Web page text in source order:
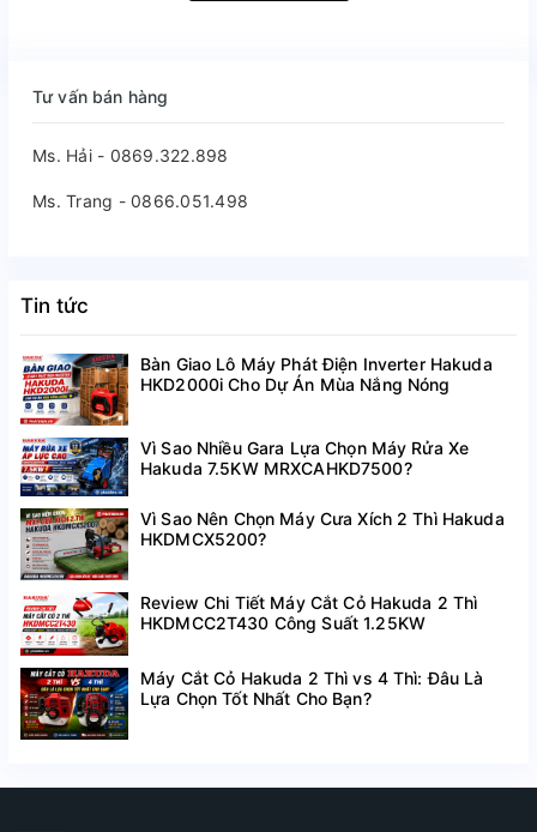
Tư vấn bán hàng
Ms. Hải - 0869.322.898
Ms. Trang - 0866.051.498
Tin tức
Bàn Giao Lô Máy Phát Điện Inverter Hakuda
HKD2000i Cho Dự Án Mùa Nắng Nóng
Vì Sao Nhiều Gara Lựa Chọn Máy Rửa Xe
Hakuda 7.5KW MRXCAHKD7500?
Vì Sao Nên Chọn Máy Cưa Xích 2 Thì Hakuda
HKDMCX5200?
Review Chi Tiết Máy Cắt Cỏ Hakuda 2 Thì
HKDMCC2T430 Công Suất 1.25KW
Máy Cắt Cỏ Hakuda 2 Thì vs 4 Thì: Đâu Là
Lựa Chọn Tốt Nhất Cho Bạn?